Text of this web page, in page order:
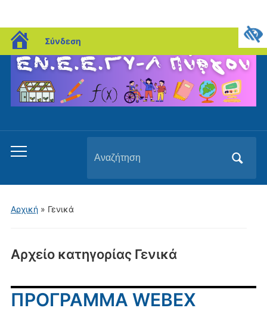
blogs.sch.gr
Σύνδεση
Εναλλαγή
μενού
για
για:
Αρχική» Γενικά
Αρχείο κατηγορίας Γενικά
ΠΡΟΓΡΑΜΜΑ WEBEX